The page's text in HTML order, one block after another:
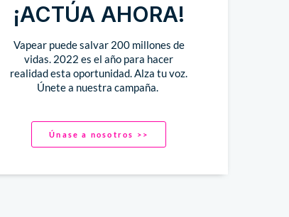
¡ACTÚA AHORA!
Vapear puede salvar 200 millones de
vidas. 2022 es el año para hacer
realidad esta oportunidad. Alza tu voz.
Únete a nuestra campaña.
Únase a nosotros >>